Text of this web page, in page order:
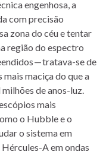
engenhosa, a
com precisão
zona do céu e tentar
região do espectro
— tratava-se de
maciça do que a
de anos-luz.
mais
o Hubble e o
o sistema em
A em ondas